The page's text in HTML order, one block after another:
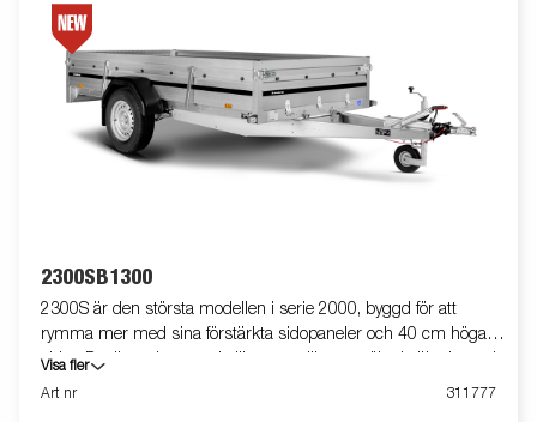
2300SB1300
2300S är den största modellen i serie 2000, byggd för att
rymma mer med sina förstärkta sidopaneler och 40 cm höga
sidor. Det är en bromsad släpvagn, vilket ger ökad säkerhet och
kontroll vid körning, särskilt vid transport av tyngre last. Tack
Visa fler
Art nr
311777